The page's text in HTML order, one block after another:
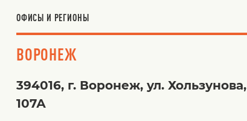
ОФИСЫ И РЕГИОНЫ
ВОРОНЕЖ
394016, г. Воронеж, ул. Хользунова,
107А